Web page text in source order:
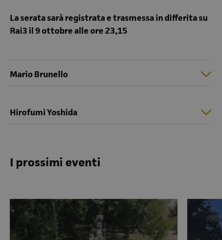
La serata sarà registrata e trasmessa in differita su
Rai3 il 9 ottobre alle ore 23,15
Mario Brunello
Hirofumi Yoshida
I prossimi eventi